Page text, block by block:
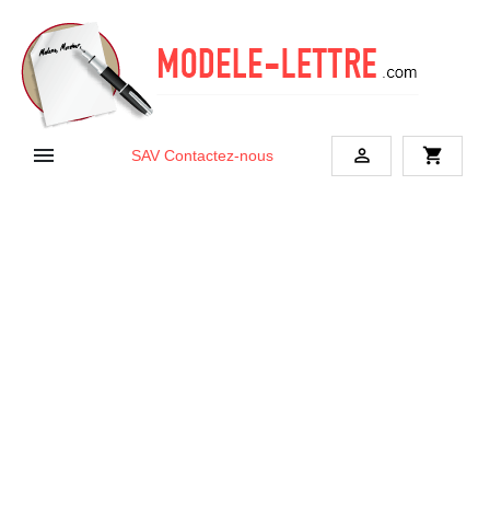
 SAV Contactez-nous  shopping_cart